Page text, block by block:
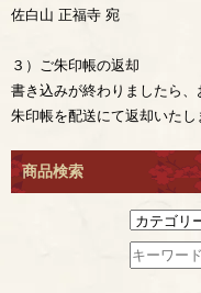
佐白山 正福寺 宛
３）ご朱印帳の返却
書き込みが終わりましたら
朱印帳を配送にて返却いたし
商品検索